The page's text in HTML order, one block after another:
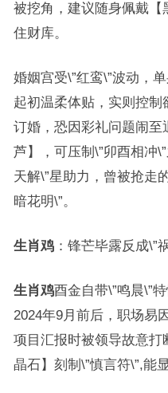
被挖角，建议随身佩戴【
住财库。
婚姻宫受\”红鸾\”波动，
起初温柔体贴，实则控
订婚，恐因彩礼问题闹
芦】，可压制\”卯酉相冲
天解\”星助力，曾被抢走
暗花明\”。
生肖鸡：锋芒毕露反成\”
生肖鸡酉金自带\”鸣晨\”
2024年9月前后，职场易
项目汇报时被领导故意
晶石】刻制\”慎言符\”,能